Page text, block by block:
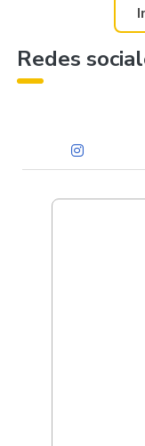
Redes